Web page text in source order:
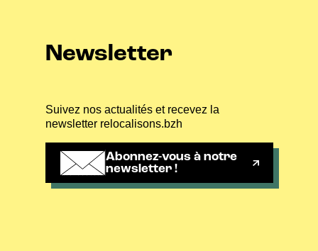
Newsletter
Suivez nos actualités et recevez la
newsletter relocalisons.bzh
Abonnez-vous à notre
newsletter !